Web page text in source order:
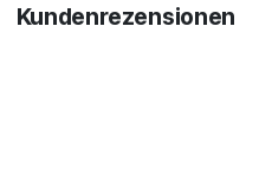
Kundenrezensionen